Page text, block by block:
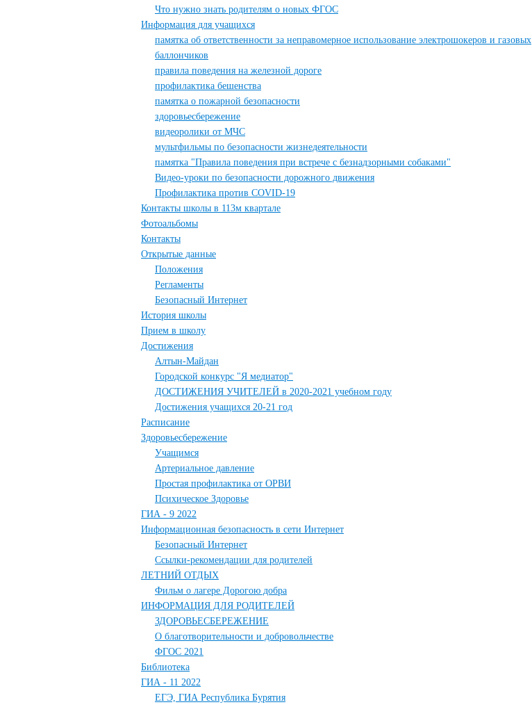
Что нужно знать родителям о новых ФГОС
Информация для учащихся
памятка об ответственности за неправомерное использование электрошокеров и газовых
баллончиков
правила поведения на железной дороге
профилактика бешенства
памятка о пожарной безопасности
здоровьесбережение
видеоролики от МЧС
мультфильмы по безопасности жизнедеятельности
памятка "Правила поведения при встрече с безнадзорными собаками"
Видео-уроки по безопасности дорожного движения
Профилактика против COVID-19
Контакты школы в 113м квартале
Фотоальбомы
Контакты
Открытые данные
Положения
Регламенты
Безопасный Интернет
История школы
Прием в школу
Достижения
Алтын-Майдан
Городской конкурс "Я медиатор"
ДОСТИЖЕНИЯ УЧИТЕЛЕЙ в 2020-2021 учебном году
Достижения учащихся 20-21 год
Расписание
Здоровьесбережение
Учащимся
Артериальное давление
Простая профилактика от ОРВИ
Психическое Здоровье
ГИА - 9 2022
Информационная безопасность в сети Интернет
Безопасный Интернет
Ссылки-рекомендации для родителей
ЛЕТНИЙ ОТДЫХ
Фильм о лагере Дорогою добра
ИНФОРМАЦИЯ ДЛЯ РОДИТЕЛЕЙ
ЗДОРОВЬЕСБЕРЕЖЕНИЕ
О благотворительности и добровольчестве
ФГОС 2021
Библиотека
ГИА - 11 2022
ЕГЭ, ГИА Республика Бурятия